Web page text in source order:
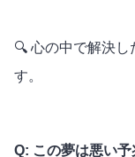
🔍 心の中で解決し
す。
Q: この夢は悪い予